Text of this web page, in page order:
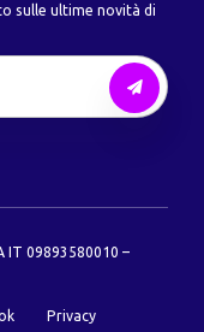
sulle ultime novità di
IT 09893580010 –
Privacy